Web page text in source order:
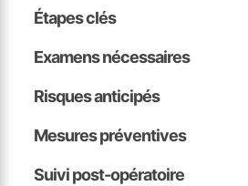
Étapes clés
Examens nécessaires
Risques anticipés
Mesures préventives
Suivi post-opératoire